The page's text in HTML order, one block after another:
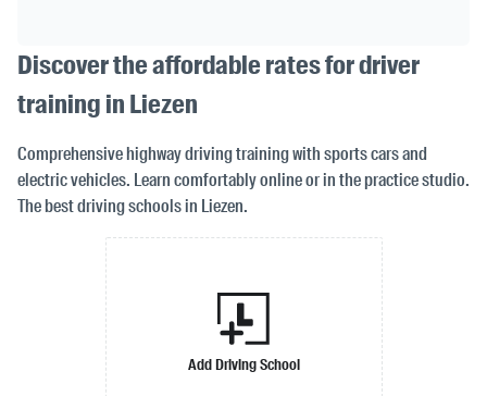
Discover the affordable rates for driver
training in Liezen
Comprehensive highway driving training with sports cars and
electric vehicles. Learn comfortably online or in the practice studio.
The best driving schools in Liezen.
Add Driving School